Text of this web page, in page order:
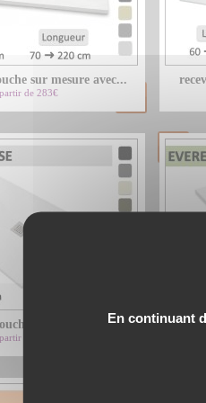
sur mesure avec...
de 283€
xxl sur mesure...
de 425€
En continuant